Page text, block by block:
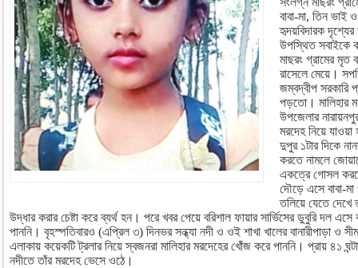
বাবা-মা, তিন ভাই
হৃদয়বিদারক
উপস্থিত সবাইকে
মাছরং গ্রামের মৃত
রাসেলে মেয়ে।
জম্বদ্বীপ সরকারি
পড়তো। মালিহার
উপজেলার
মরদেহ নিয়ে
দুপুর ১টার দিকে
করতে নামলে
একত্রে গোসল
দৌড়ে এসে বাবা-মা
তলিয়ে যেতে দেখে
উদ্ধার করার চেষ্টা করে ব্যর্থ হন। পরে খবর পেয়ে বরিশাল ফায়ার সার্ভিসের ডুবুরি দল
পাননি। বৃহস্পতিবারও (এপ্রিল ৩) দিনভর সন্ধ্যা নদী ও ওই শাখা খালের বানারীপাড়া ও
এলাকায় কয়েকটি ট্রলার নিয়ে স্বজনরা মালিহার মরদেহের খোঁজ করে পাননি। প্রায় ৪১
নদীতে তাঁর মরদেহ ভেসে ওঠে।